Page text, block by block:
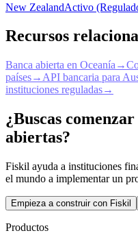
New ZealandActivo
Recursos
Banca abierta en Oceanía →
países→ API bancaria para
instituciones reguladas→
¿Buscas
abiertas?
Fiskil ayuda a instituciones
el mundo a implementar un
Empieza a construir con Fiskil
Productos